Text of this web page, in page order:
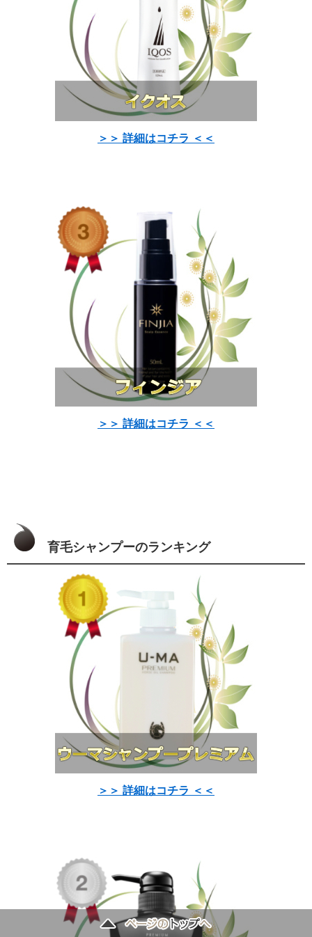
＞＞ 詳細はコチラ ＜＜
＞＞ 詳細はコチラ ＜＜
育毛シャンプーのランキング
＞＞ 詳細はコチラ ＜＜